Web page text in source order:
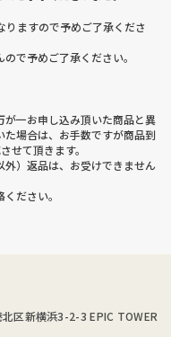
ますので予めご了承くださ
で予めご了承ください。
一お申し込み頂いた商品と異
場合は、お手数ですが商品到
せて頂きます。
）返品は、お受けできません
ださい。
区新横浜3-2-3 EPIC TOWER